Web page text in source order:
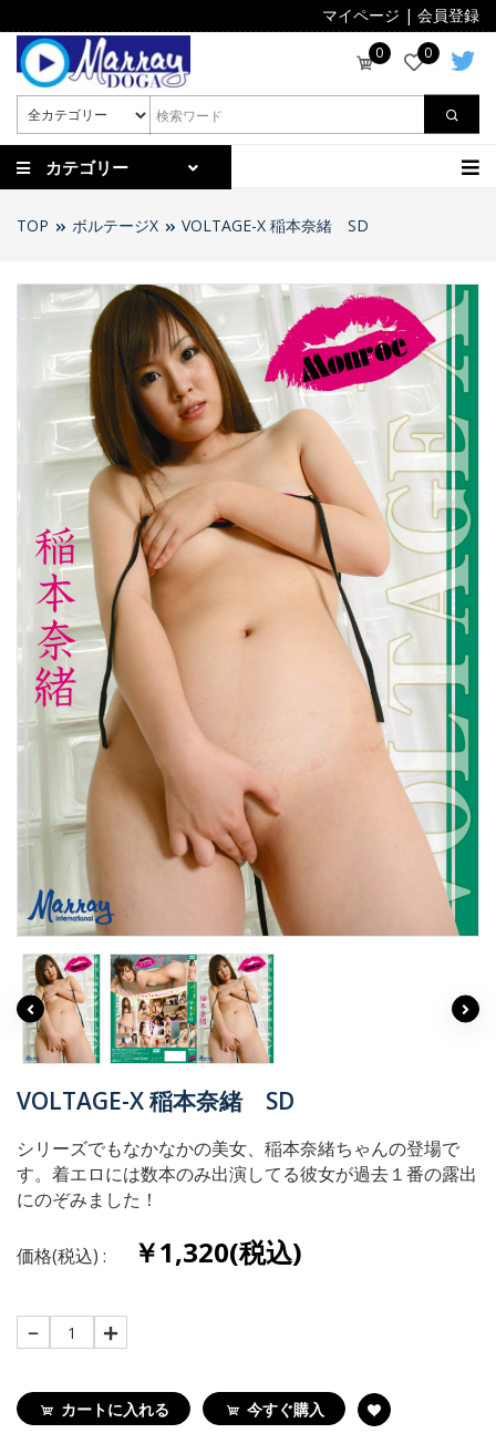
マイページ | 会員登録
0 0
カテゴリー
TOP ボルテージX VOLTAGE-X 稲本奈緒 SD
VOLTAGE-X 稲本奈緒 SD
シリーズでもなかなかの美女、稲本奈緒ちゃんの登場で
す。着エロには数本のみ出演してる彼女が過去１番の露出
にのぞみました！
価格(税込) : ￥1,320(税込)
1
カートに入れる 今すぐ購入